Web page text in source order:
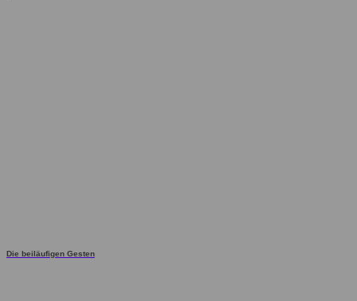
Die beiläufigen Gesten